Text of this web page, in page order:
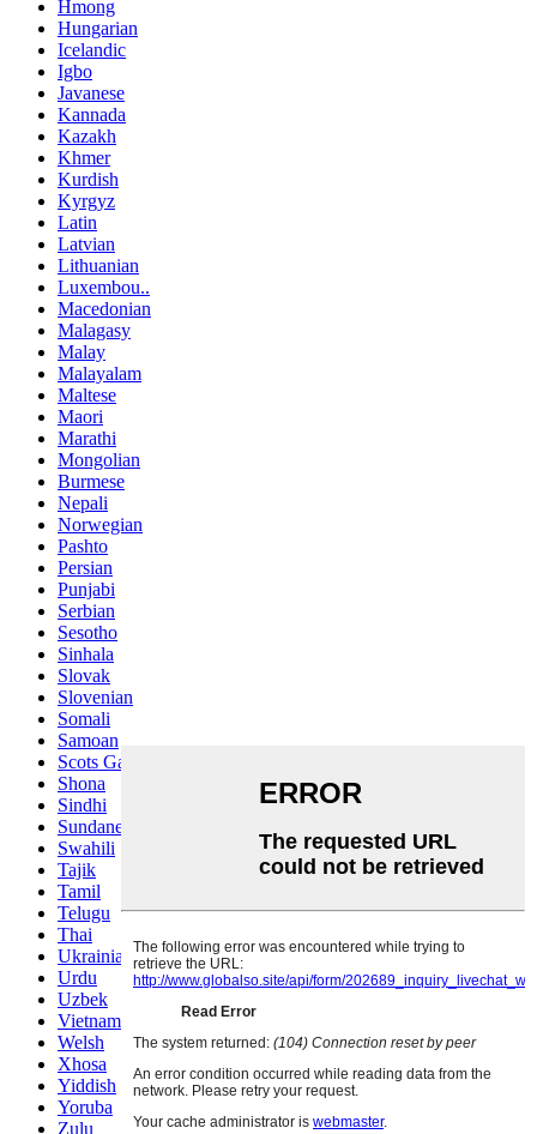
Hmong
Hungarian
Icelandic
Igbo
Javanese
Kannada
Kazakh
Khmer
Kurdish
Kyrgyz
Latin
Latvian
Lithuanian
Luxembou..
Macedonian
Malagasy
Malay
Malayalam
Maltese
Maori
Marathi
Mongolian
Burmese
Nepali
Norwegian
Pashto
Persian
Punjabi
Serbian
Sesotho
Sinhala
Slovak
Slovenian
Somali
Samoan
Scots Gaelic
Shona
Sindhi
Sundanese
Swahili
Tajik
Tamil
Telugu
Thai
Ukrainian
Urdu
Uzbek
Vietnamese
Welsh
Xhosa
Yiddish
Yoruba
Zulu